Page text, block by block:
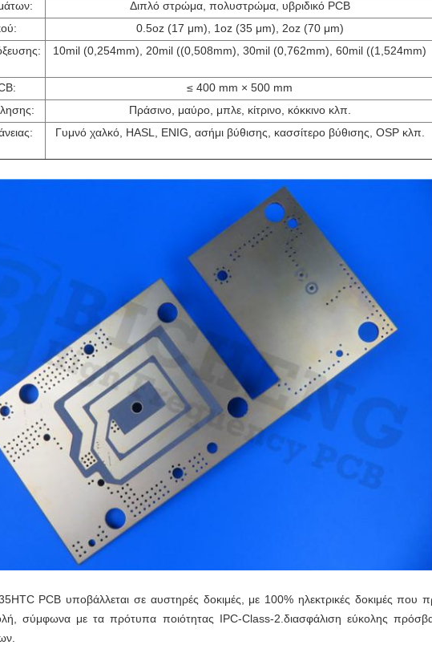
Διπλό στρώμα, πολυστρώμα, υβριδικό PCB
0.5oz (17 μm), 1oz (35 μm), 2oz (70 μm)
10mil (0,254mm), 20mil ((0,508mm), 30mil (0,762mm), 60mil ((1,524mm)
≤ 400 mm × 500 mm
Πράσινο, μαύρο, μπλε, κίτρινο, κόκκινο κλπ.
Γυμνό χαλκό, HASL, ENIG, ασήμι βύθισης, κασσίτερο βύθισης, OSP κλπ.
PCB υποβάλλεται σε αυστηρές δοκιμές, με 100% ηλεκτρικές δοκιμές που
σύμφωνα με τα πρότυπα ποιότητας IPC-Class-2.διασφάλιση εύκολης